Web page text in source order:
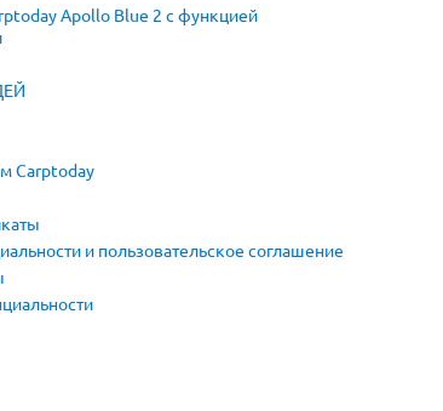
Apollo Blue 2 с функцией
Carptoday
и пользовательское соглашение